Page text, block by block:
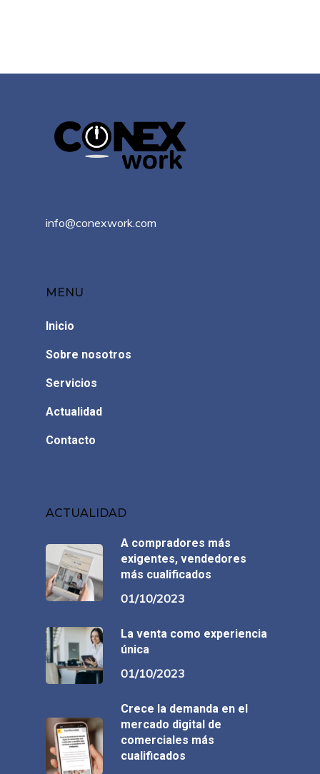
info@conexwork.com
MENU
Inicio
Sobre nosotros
Servicios
Actualidad
Contacto
ACTUALIDAD
A compradores más
exigentes, vendedores
más cualificados
01/10/2023
La venta como experiencia
única
01/10/2023
Crece la demanda en el
mercado digital de
comerciales más
cualificados